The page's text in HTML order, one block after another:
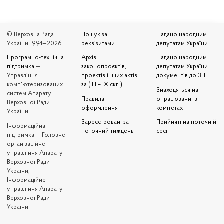
© Верховна Рада
України 1994—2026
Програмно-технічна
підтримка —
Управління
комп'ютеризованих
систем Апарату
Верховної Ради
України
Iнформаційна
підтримка — Головне
організаційне
управління Апарату
Верховної Ради
України,
Інформаційне
управління Апарату
Верховної Ради
України
Пошук за
реквізитами
Архів
законопроєктів,
проєктів інших актів
за ( III – IX скл.)
Правила
оформлення
Зареєстровані за
поточний тиждень
Надано народним
депутатам України
Надано народним
депутатам України
документів до ЗП
Знаходяться на
опрацюванні в
комітетах
Прийняті на поточній
сесії